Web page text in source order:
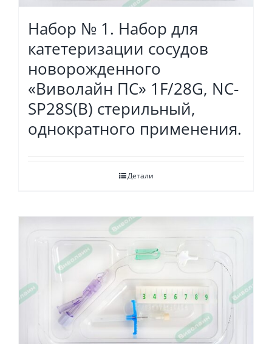
Набор № 1. Набор для
катетеризации сосудов
новорожденного
«Виволайн ПС» 1F/28G, NC-
SP28S(B) стерильный,
однократного применения.
Детали